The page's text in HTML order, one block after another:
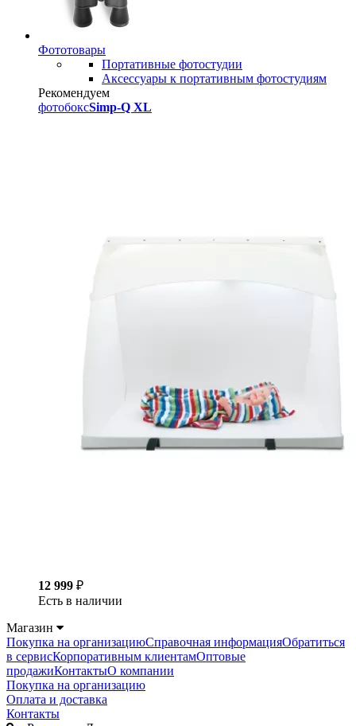
Фототовары
Портативные фотостудии
Аксессуары к портативным фотостудиям
Рекомендуем
фотобоксSimp-Q XL
12 999 ₽
Есть в наличии
Магазин
Покупка на организациюСправочная информацияОбратиться
в сервисКорпоративным клиентамОптовые
продажиКонтактыО компании
Покупка на организацию
Оплата и доставка
Контакты